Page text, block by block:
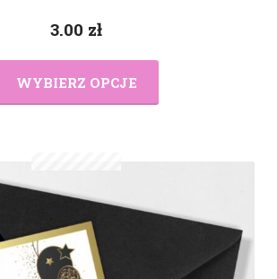
3.00 zł
WYBIERZ OPCJE